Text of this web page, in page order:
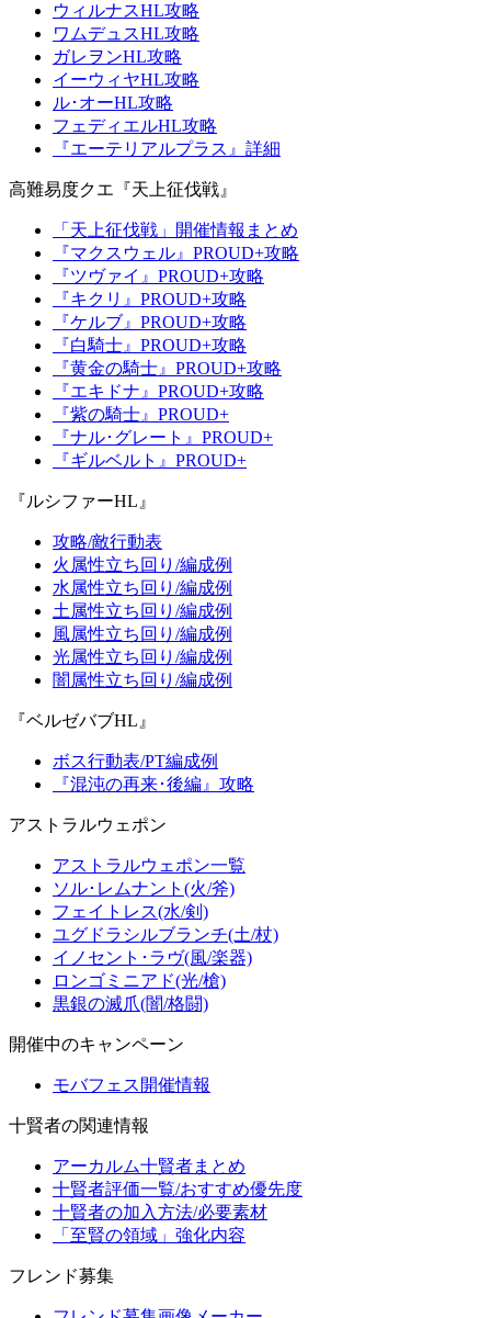
ウィルナスHL攻略
ワムデュスHL攻略
ガレヲンHL攻略
イーウィヤHL攻略
ル･オーHL攻略
フェディエルHL攻略
『エーテリアルプラス』詳細
高難易度クエ『天上征伐戦』
「天上征伐戦」開催情報まとめ
『マクスウェル』PROUD+攻略
『ツヴァイ』PROUD+攻略
『キクリ』PROUD+攻略
『ケルブ』PROUD+攻略
『白騎士』PROUD+攻略
『黄金の騎士』PROUD+攻略
『エキドナ』PROUD+攻略
『紫の騎士』PROUD+
『ナル･グレート』PROUD+
『ギルベルト』PROUD+
『ルシファーHL』
攻略/敵行動表
火属性立ち回り/編成例
水属性立ち回り/編成例
土属性立ち回り/編成例
風属性立ち回り/編成例
光属性立ち回り/編成例
闇属性立ち回り/編成例
『ベルゼバブHL』
ボス行動表/PT編成例
『混沌の再来･後編』攻略
アストラルウェポン
アストラルウェポン一覧
ソル･レムナント(火/斧)
フェイトレス(水/剣)
ユグドラシルブランチ(土/杖)
イノセント･ラヴ(風/楽器)
ロンゴミニアド(光/槍)
黒銀の滅爪(闇/格闘)
開催中のキャンペーン
モバフェス開催情報
十賢者の関連情報
アーカルム十賢者まとめ
十賢者評価一覧/おすすめ優先度
十賢者の加入方法/必要素材
「至賢の領域」強化内容
フレンド募集